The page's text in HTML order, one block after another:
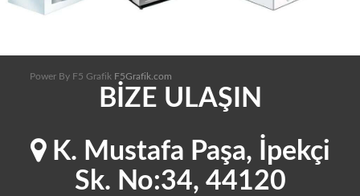
Power By F5 Grafik F5Grafik.com
BİZE ULAŞIN
K. Mustafa Paşa, İpekçi
Sk. No:34, 44120